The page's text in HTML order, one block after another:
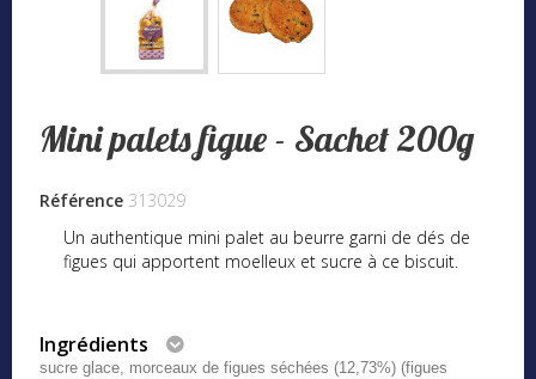
Mini palets figue - Sachet 200g
Référence 313029
Un authentique mini palet au beurre garni de dés de
figues qui apportent moelleux et sucre à ce biscuit.
Ingrédients
sucre glace, morceaux de figues séchées (12,73%) (figues